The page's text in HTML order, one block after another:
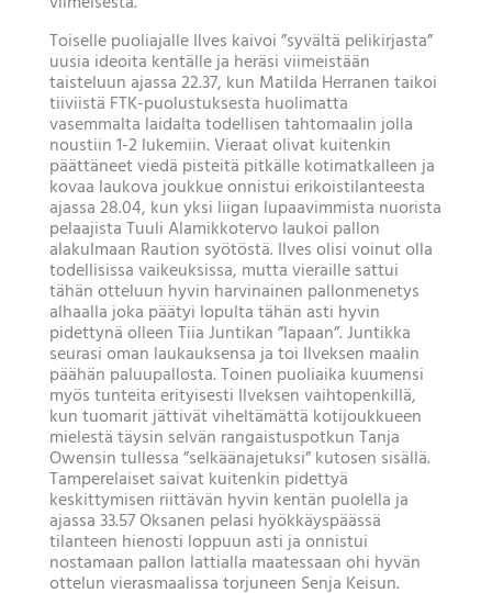
Toiselle puoliajalle Ilves kaivoi ”syvältä pelikirjasta”
uusia ideoita kentälle ja heräsi viimeistään
taisteluun ajassa 22.37, kun Matilda Herranen taikoi
tiiviistä FTK-puolustuksesta huolimatta
vasemmalta laidalta todellisen tahtomaalin jolla
noustiin 1-2 lukemiin. Vieraat olivat kuitenkin
päättäneet viedä pisteitä pitkälle kotimatkalleen ja
kovaa laukova joukkue onnistui erikoistilanteesta
ajassa 28.04, kun yksi liigan lupaavimmista nuorista
pelaajista Tuuli Alamikkotervo laukoi pallon
alakulmaan Raution syötöstä. Ilves olisi voinut olla
todellisissa vaikeuksissa, mutta vieraille sattui
tähän otteluun hyvin harvinainen pallonmenetys
alhaalla joka päätyi lopulta tähän asti hyvin
pidettynä olleen Tiia Juntikan ”lapaan”. Juntikka
seurasi oman laukauksensa ja toi Ilveksen maalin
päähän paluupallosta. Toinen puoliaika kuumensi
myös tunteita erityisesti Ilveksen vaihtopenkillä,
kun tuomarit jättivät viheltämättä kotijoukkueen
mielestä täysin selvän rangaistuspotkun Tanja
Owensin tullessa ”selkäänajetuksi” kutosen sisällä.
Tamperelaiset saivat kuitenkin pidettyä
keskittymisen riittävän hyvin kentän puolella ja
ajassa 33.57 Oksanen pelasi hyökkäyspäässä
tilanteen hienosti loppuun asti ja onnistui
nostamaan pallon lattialla maatessaan ohi hyvän
ottelun vierasmaalissa torjuneen Senja Keisun.